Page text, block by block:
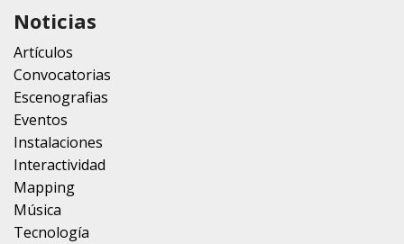
Noticias
Artículos
Convocatorias
Escenografias
Eventos
Instalaciones
Interactividad
Mapping
Música
Tecnología